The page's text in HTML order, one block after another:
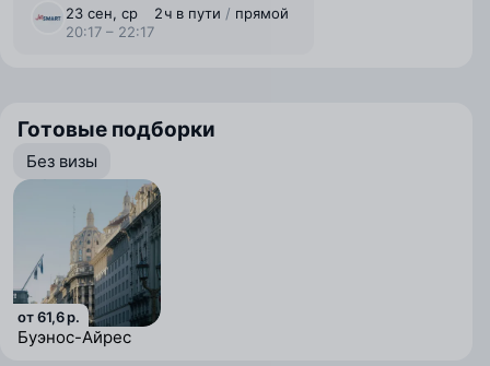
23 сен, ср
20:17 – 22:17
2 ⁠ч в пути / прямой
Готовые подборки
Без визы
от 61,6 р.
Буэнос-Айрес